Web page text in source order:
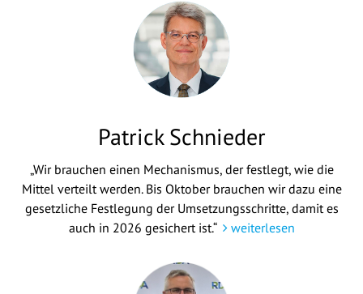
Patrick Schnieder
„Wir brauchen einen Mechanismus, der festlegt, wie die
Mittel verteilt werden. Bis Oktober brauchen wir dazu eine
gesetzliche Festlegung der Umsetzungsschritte, damit es
auch in 2026 gesichert ist.“
weiterlesen